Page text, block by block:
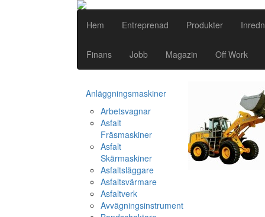
Hem Entreprenad Produkter
Finans Jobb Magazin Off Work
Anläggningsmaskiner
Arbetsvagnar
Asfalt
Fräsmaskiner
Asfalt
Skärmaskiner
Asfaltsläggare
Asfaltsvärmare
Asfaltverk
Avvägningsinstrument